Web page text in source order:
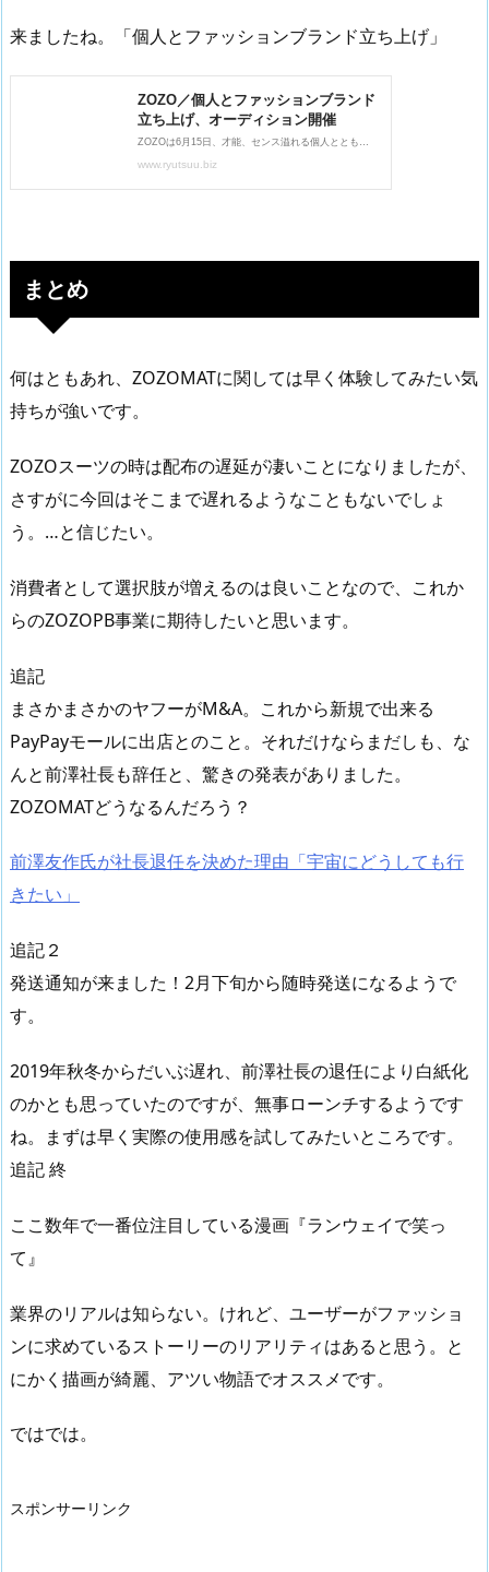
来ましたね。「個人とファッションブランド立ち上げ」
まとめ
何はともあれ、ZOZOMATに関しては早く体験してみたい気
持ちが強いです。
ZOZOスーツの時は配布の遅延が凄いことになりましたが、
さすがに今回はそこまで遅れるようなこともないでしょ
う。…と信じたい。
消費者として選択肢が増えるのは良いことなので、これか
らのZOZOPB事業に期待したいと思います。
追記
まさかまさかのヤフーがM&A。これから新規で出来る
PayPayモールに出店とのこと。それだけならまだしも、な
んと前澤社長も辞任と、驚きの発表がありました。
ZOZOMATどうなるんだろう？
前澤友作氏が社長退任を決めた理由「宇宙にどうしても行
きたい」
追記２
発送通知が来ました！2月下旬から随時発送になるようで
す。
2019年秋冬からだいぶ遅れ、前澤社長の退任により白紙化
のかとも思っていたのですが、無事ローンチするようです
ね。まずは早く実際の使用感を試してみたいところです。
追記 終
ここ数年で一番位注目している漫画『ランウェイで笑っ
て』
業界のリアルは知らない。けれど、ユーザーがファッショ
ンに求めているストーリーのリアリティはあると思う。と
にかく描画が綺麗、アツい物語でオススメです。
ではでは。
スポンサーリンク